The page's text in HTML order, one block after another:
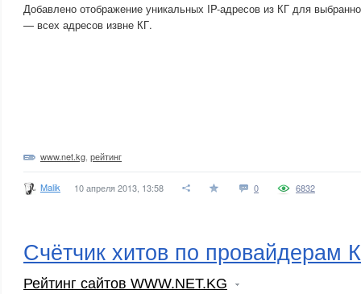
Добавлено отображение уникальных IP-адресов из КГ для
— всех адресов извне КГ.
www.net.kg рейтинг
Malik 10 апреля 2013, 13:58 0 6832
Счётчик хитов по провайдерам
Рейтинг сайтов WWW.NET.KG